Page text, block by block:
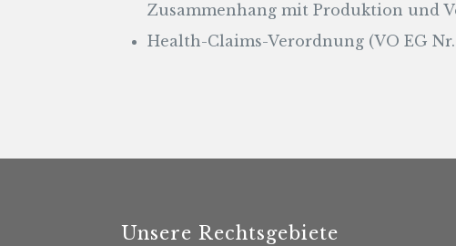
Zusammenhang mit Produktion und
Health-Claims-Verordnung (VO EG Nr.
Unsere Rechtsgebiete